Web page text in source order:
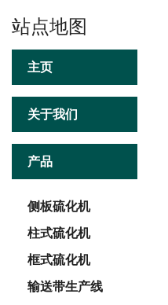
站点地图
主页
关于我们
产品
侧板硫化机
柱式硫化机
框式硫化机
输送带生产线